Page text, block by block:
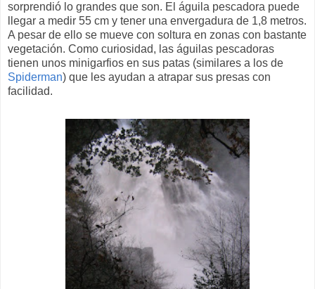
sorprendió lo grandes que son. El águila pescadora puede
llegar a medir 55 cm y tener una envergadura de 1,8 metros.
A pesar de ello se mueve con soltura en zonas con bastante
vegetación. Como curiosidad, las águilas pescadoras
tienen unos minigarfios en sus patas (similares a los de
Spiderman) que les ayudan a atrapar sus presas con
facilidad.